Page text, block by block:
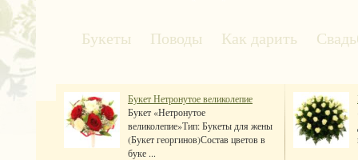
Букеты Поводы Как дарить
Букет Нетронутое великолепие
Букет «Нетронутое
великолепие»Тип: Букеты для жены
(Букет георгинов)Состав цветов в
буке ...